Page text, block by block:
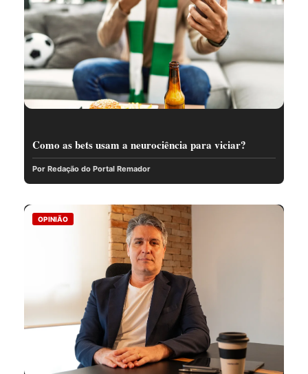
Como as bets usam a neurociência para viciar?
Por Redação do Portal Remador
OPINIÃO